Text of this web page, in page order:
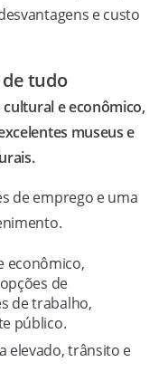
e custo
tudo
e econômico,
museus e
de emprego e uma
econômico,
de
de trabalho,
público.
elevado, trânsito e